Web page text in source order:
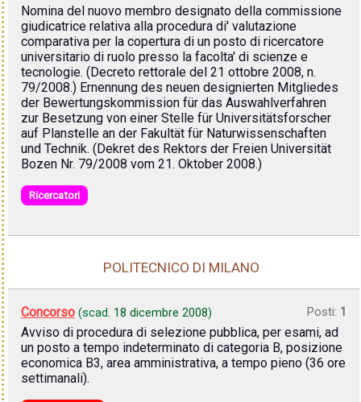
Nomina del nuovo membro designato della commissione
giudicatrice relativa alla procedura di' valutazione
comparativa per la copertura di un posto di ricercatore
universitario di ruolo presso la facolta' di scienze e
tecnologie. (Decreto rettorale del 21 ottobre 2008, n.
79/2008.) Ernennung des neuen designierten Mitgliedes
der Bewertungskommission für das Auswahlverfahren
zur Besetzung von einer Stelle für Universitätsforscher
auf Planstelle an der Fakultät für Naturwissenschaften
und Technik. (Dekret des Rektors der Freien Universität
Bozen Nr. 79/2008 vom 21. Oktober 2008.)
Ricercatori
POLITECNICO DI MILANO
Concorso (scad. 18 dicembre 2008) Posti: 1
Avviso di procedura di selezione pubblica, per esami, ad
un posto a tempo indeterminato di categoria B, posizione
economica B3, area amministrativa, a tempo pieno (36 ore
settimanali).